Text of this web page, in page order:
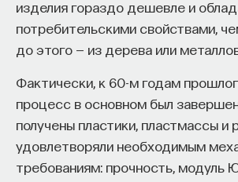
изделия гораздо дешевле и
потребительскими свойствами,
до этого — из дерева или
Фактически, к 60-м годам
процесс в основном был
получены пластики, пластмассы и
удовлетворяли необходимым
требованиям: прочность, модуль
применены, и поможет найти
deep tech
или биотех компанию,
сможет раскрыть свои таланты.​
набирается опыта, сервис
и индивидуальные консультации,
как развить необходимые
запущена серия спецпроектов,
о разных индустриях и их
ДНК. Эта ДНК встраивается в
мишени и с этого момента
неотъемлемой частью ее
материала.
До тех пор, пока соматические,
неполовые, клетки оказываются
ретровирусом, это остается
организма. Но если вирус